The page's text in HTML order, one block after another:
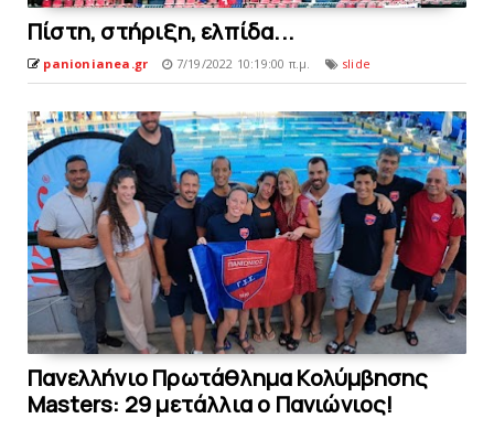
Πίστη, στήριξη, ελπίδα...
panionianea.gr 7/19/2022 10:19:00 π.μ. slide
Πανελλήνιο Πρωτάθλημα Κολύμβησης
Masters: 29 μετάλλια ο Πανιώνιος!